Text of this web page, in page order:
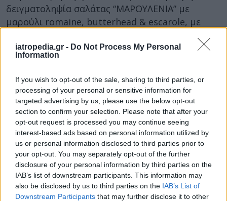
iatropedia.gr - Do Not Process My Personal
Information
If you wish to opt-out of the sale, sharing to third parties, or
processing of your personal or sensitive information for
targeted advertising by us, please use the below opt-out
section to confirm your selection. Please note that after your
opt-out request is processed you may continue seeing
interest-based ads based on personal information utilized by
us or personal information disclosed to third parties prior to
your opt-out. You may separately opt-out of the further
disclosure of your personal information by third parties on the
IAB’s list of downstream participants. This information may
also be disclosed by us to third parties on the IAB’s List of
Downstream Participants that may further disclose it to other
δειγματοληψία σαλάτας “ΜΑΡΟΥΛΕΝΙΑ” με
μαρούλι romaine, butterhead & escarole, με
ανάλωσης έως 03/06/2026, η οποία παράγεται
και συσκευάζεται στην Ελλάδα από την
επιχείρηση ΜΠΑΡΜΠΑ ΣΤΑΘΗΣ Μ.Α.Β.Ε.Ε. που
εδρεύει στη ΒΙ.ΠΕ. Θεσσαλονίκης, Σίνδος, Μ.Ε.
Θεσσαλονίκης. Μετά την εξέταση από το Τμήμα
Εργαστηριακών
Δοκιμών & Ερευνών Τροφίμων Θεσσαλονίκης
της Δ/νσης Εργαστηριακών Δομών του ΕΦΕΤ,
διαπιστώθηκε στο ανωτέρω δείγμα η παρουσία
του παθογόνου μικροοργανισμού Listeria
monocytogenes. Ο Ε.Φ.Ε.Τ. απαίτησε την άμεση
ανάκληση του συνόλου της συγκεκριμένης